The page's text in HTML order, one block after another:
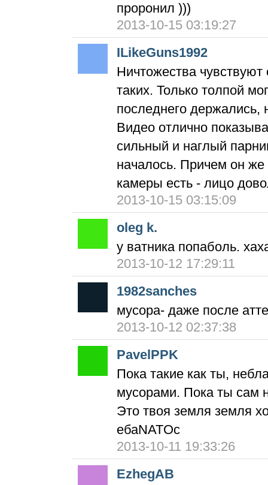
проронил )))
2013-10-15 03:19:27
ILikeGuns1992
Ничтожества
таких. Только толпой
последнего держались,
Видео отлично
сильный и наглый
началось. Причем он
камеры есть - лицо
2013-10-15 03:15:09
oleg k.
у ватника попаболь.
2013-10-12 17:29:11
1982sanches
мусора- даже после
2013-10-12 02:37:38
PavelPPK
Пока такие как ты,
мусорами. Пока ты сам
Это твоя земля земля
ебаNATOс
2013-10-11 19:33:26
EzhegAB